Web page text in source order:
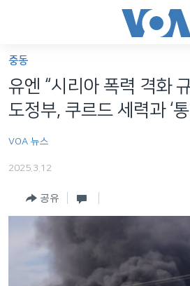
가
능
링
인
세계
라디오
프로그램
주파수 안내
언어 선택
중동
유엔 “시리아 폭력 격화
도정부, 쿠르드 세력과 ‘통
VOA 뉴스
2025.3.12
공유